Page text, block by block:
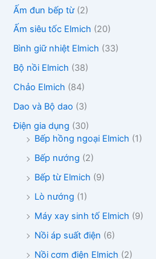
m
Ấm đun bếp từ (2)
Ấm siêu tốc Elmich (20)
Bình giữ nhiệt Elmich (33)
Bộ nồi Elmich (38)
Chảo Elmich (84)
Dao và Bộ dao (3)
Điện gia dụng (30)
Bếp hồng ngoại Elmich (1)
Bếp nướng (2)
Bếp từ Elmich (9)
Lò nướng (1)
Máy xay sinh tố Elmich (9)
Nồi áp suất điện (6)
Nồi cơm điện Elmich (2)